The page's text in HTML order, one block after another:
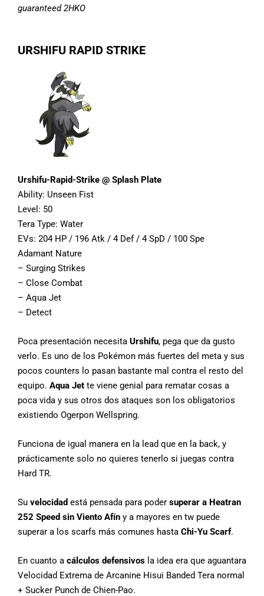
guaranteed 2HKO
URSHIFU RAPID STRIKE
Urshifu-Rapid-Strike @ Splash Plate
Ability: Unseen Fist
Level: 50
Tera Type: Water
EVs: 204 HP / 196 Atk / 4 Def / 4 SpD / 100 Spe
Adamant Nature
– Surging Strikes
– Close Combat
– Aqua Jet
– Detect
Poca presentación necesita Urshifu, pega que da gusto
verlo. Es uno de los Pokémon más fuertes del meta y sus
pocos counters lo pasan bastante mal contra el resto del
equipo. Aqua Jet te viene genial para rematar cosas a
poca vida y sus otros dos ataques son los obligatorios
existiendo Ogerpon Wellspring.
Funciona de igual manera en la lead que en la back, y
prácticamente solo no quieres tenerlo si juegas contra
Hard TR.
Su velocidad está pensada para poder superar a Heatran
252 Speed sin Viento Afín y a mayores en tw puede
superar a los scarfs más comunes hasta Chi-Yu Scarf.
En cuanto a cálculos defensivos la idea era que aguantara
Velocidad Extrema de Arcanine Hisui Banded Tera normal
+ Sucker Punch de Chien-Pao.